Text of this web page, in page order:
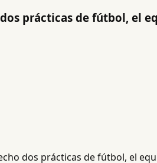
prácticas de fútbol, el